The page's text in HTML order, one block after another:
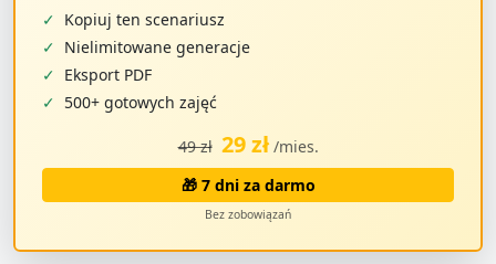
✓ Kopiuj ten scenariusz
✓ Nielimitowane generacje
✓ Eksport PDF
✓ 500+ gotowych zajęć
49 zł 29 zł /mies.
🎁 7 dni za darmo
Bez zobowiązań